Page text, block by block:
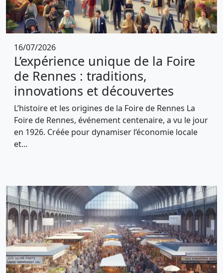
16/07/2026
L’expérience unique de la Foire
de Rennes : traditions,
innovations et découvertes
L’histoire et les origines de la Foire de Rennes La
Foire de Rennes, événement centenaire, a vu le jour
en 1926. Créée pour dynamiser l’économie locale
et...